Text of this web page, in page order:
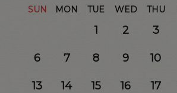
SUN MON TUE WED THU
1 2 3
6 7 8 9 10
13 14 15 16 17